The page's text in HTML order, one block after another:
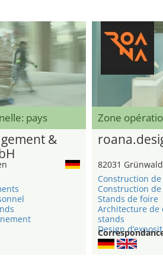
pays
&
Zone
82031 Grünwald
Construction
Construction
Stands de foire
Architecture de
stands
Design